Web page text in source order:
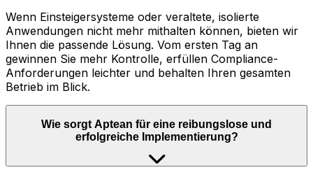
Wenn Einsteigersysteme oder veraltete, isolierte
Anwendungen nicht mehr mithalten können, bieten wir
Ihnen die passende Lösung. Vom ersten Tag an
gewinnen Sie mehr Kontrolle, erfüllen Compliance-
Anforderungen leichter und behalten Ihren gesamten
Betrieb im Blick.
Wie sorgt Aptean für eine reibungslose und
erfolgreiche Implementierung?